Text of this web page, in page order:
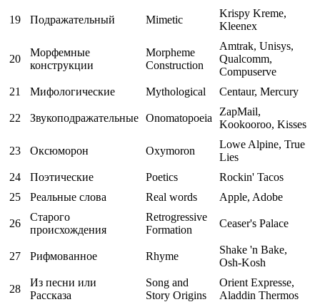
19 Подражательный Mimetic
Krispy Kreme,
Kleenex
20
Морфемные
конструкции
Morpheme
Construction
Amtrak, Unisys,
Qualcomm,
Compuserve
21
Мифологические Mythological Centaur, Mercury
22 Звукоподражательные Onomatopoeia
ZapMail,
Kookooroo, Kisses
23 Оксюморон Oxymoron
Lowe Alpine, True
Lies
24
Поэтические Poetics
Rockin' Tacos
25
Реальные слова Real words Apple, Adobe
26
Старого
происхождения
Retrogressive
Formation
Ceaser's Palace
27 Рифмованное Rhyme
Shake 'n Bake,
Osh-Kosh
28
Из песни или
Рассказа
Song and
Story Origins
Orient Expresse,
Aladdin Thermos